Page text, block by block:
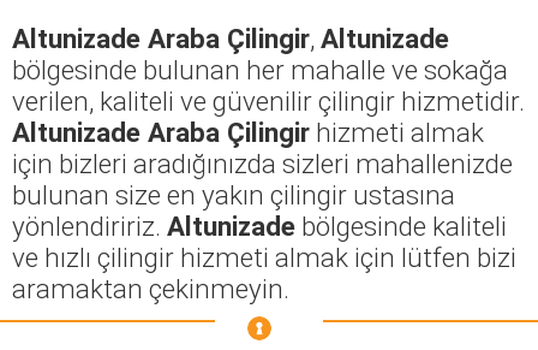
Altunizade Araba Çilingir, Altunizade
bölgesinde bulunan her mahalle ve sokağa
verilen, kaliteli ve güvenilir çilingir hizmetidir.
Altunizade Araba Çilingir hizmeti almak
için bizleri aradığınızda sizleri mahallenizde
bulunan size en yakın çilingir ustasına
yönlendiririz. Altunizade bölgesinde kaliteli
ve hızlı çilingir hizmeti almak için lütfen bizi
aramaktan çekinmeyin.